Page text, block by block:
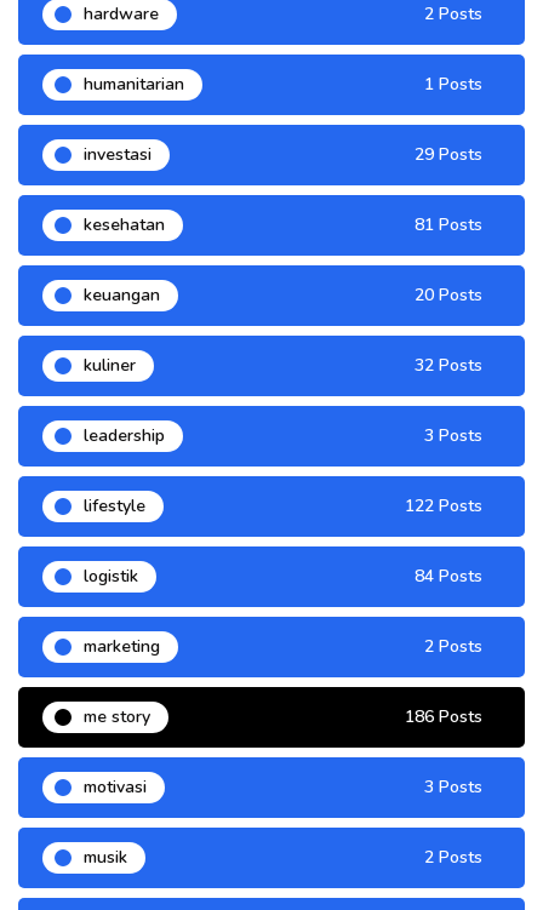
hardware 2 Posts
humanitarian 1 Posts
investasi 29 Posts
kesehatan 81 Posts
keuangan 20 Posts
kuliner 32 Posts
leadership 3 Posts
lifestyle 122 Posts
logistik 84 Posts
marketing 2 Posts
me story 186 Posts
motivasi 3 Posts
musik 2 Posts